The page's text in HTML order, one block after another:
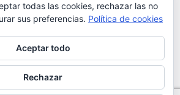
Twitter!
todas las cookies, rechazar las no
sus preferencias. Política de cookies
Aceptar todo
Rechazar